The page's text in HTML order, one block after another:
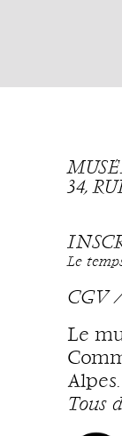
34,
Le
CGV
Le
Alpes.
Tous